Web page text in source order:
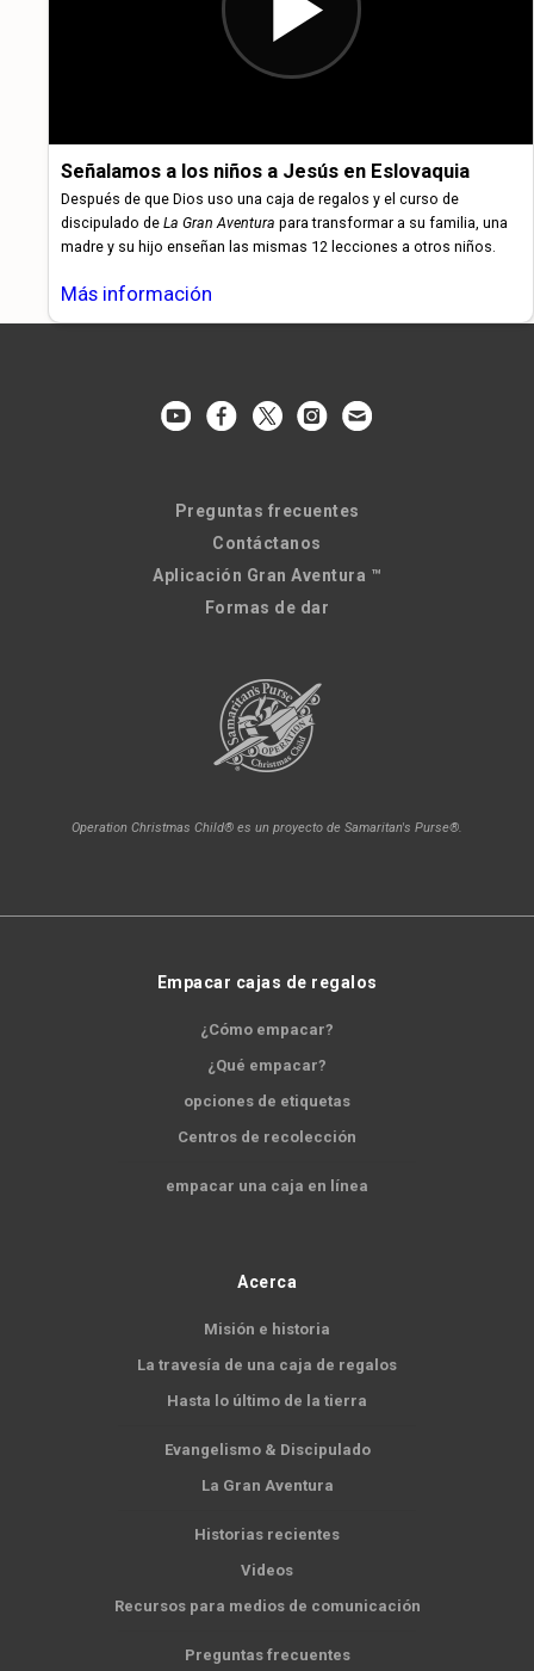
Señalamos a los niños a Jesús en Eslovaquia
Después de que Dios uso una caja de regalos y el curso de
discipulado deLa Gran Aventura para transformar a su familia, una
madre y su hijo enseñan las mismas 12 lecciones a otros niños.
Más información
Preguntas frecuentes
Contáctanos
Aplicación Gran Aventura ™
Formas de dar
Operation Christmas Child® es un proyecto de Samaritan's Purse®.
Empacar cajas de regalos
¿Cómo empacar?
¿Qué empacar?
opciones de etiquetas
Centros de recolección
empacar una caja en línea
Acerca
Misión e historia
La travesía de una caja de regalos
Hasta lo último de la tierra
Evangelismo & Discipulado
La Gran Aventura
Historias recientes
Videos
Recursos para medios de comunicación
Preguntas frecuentes